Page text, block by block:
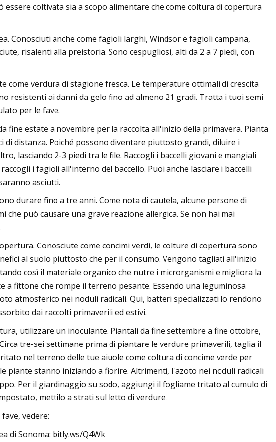
coltivata sia a scopo alimentare che come coltura di copertura
Conosciuti anche come fagioli larghi, Windsor e fagioli campana,
risalenti alla preistoria. Sono cespugliosi, alti da 2 a 7 piedi, con
come verdura di stagione fresca. Le temperature ottimali di crescita
resistenti ai danni da gelo fino ad almeno 21 gradi. Tratta i tuoi semi
per le fave.
fine estate a novembre per la raccolta all'inizio della primavera. Pianta
di distanza. Poiché possono diventare piuttosto grandi, diluire i
lasciando 2-3 piedi tra le file. Raccogli i baccelli giovani e mangiali
i fagioli all'interno del baccello. Puoi anche lasciare i baccelli
asciutti.
durare fino a tre anni. Come nota di cautela, alcune persone di
può causare una grave reazione allergica. Se non hai mai
Conosciute come concimi verdi, le colture di copertura sono
al suolo piuttosto che per il consumo. Vengono tagliati all'inizio
così il materiale organico che nutre i microrganismi e migliora la
a fittone che rompe il terreno pesante. Essendo una leguminosa
atmosferico nei noduli radicali. Qui, batteri specializzati lo rendono
dai raccolti primaverili ed estivi.
utilizzare un inoculante. Piantali da fine settembre a fine ottobre,
tre-sei settimane prima di piantare le verdure primaverili, taglia il
nel terreno delle tue aiuole come coltura di concime verde per
piante stanno iniziando a fiorire. Altrimenti, l'azoto nei noduli radicali
Per il giardinaggio su sodo, aggiungi il fogliame tritato al cumulo di
mettilo a strati sul letto di verdure.
vedere:
di Sonoma: bitly.ws/Q4Wk